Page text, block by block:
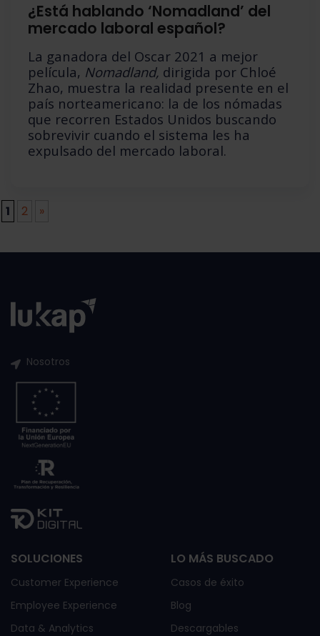
¿Está hablando ‘Nomadland’ del
mercado laboral español?
La ganadora del Oscar 2021 a mejor
película, Nomadland, dirigida por Chloé
Zhao, muestra la realidad presente en el
país norteamericano: la de los nómadas
que recorren Estados Unidos buscando
sobrevivir cuando el sistema les ha
expulsado del mercado laboral.
1 2 »
Nosotros
SOLUCIONES
Customer Experience
Employee Experience
Data & Analytics
LO MÁS BUSCADO
Casos de éxito
Blog
Descargables